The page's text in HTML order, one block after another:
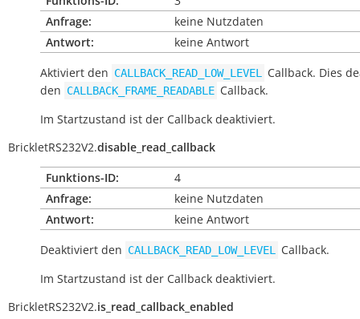
Anfrage:
keine Nutzdaten
Antwort:
keine Antwort
Aktiviert den CALLBACK_READ_LOW_LEVEL
Callback. Dies
den CALLBACK_FRAME_READABLE Callback.
Im Startzustand ist der Callback deaktiviert.
BrickletRS232V2.disable_read_callback
Funktions-ID:
4
Anfrage:
keine Nutzdaten
Antwort:
keine Antwort
Deaktiviert den CALLBACK_READ_LOW_LEVEL
Callback.
Im Startzustand ist der Callback deaktiviert.
BrickletRS232V2.is_read_callback_enabled